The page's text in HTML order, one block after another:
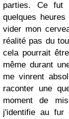
parties. Ce fut
quelques
vider mon
réalité pas du
cela pourrait
même durant
me vinrent
raconter une
moment de
j'identifie au fur